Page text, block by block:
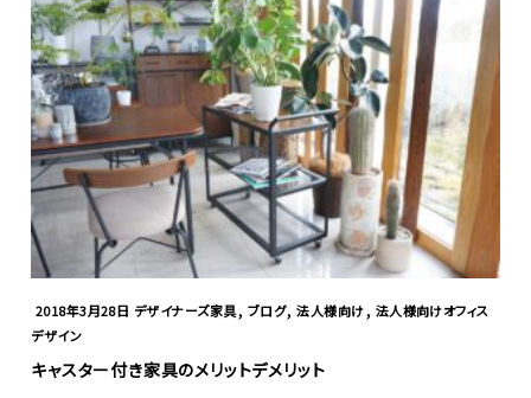
2018年3月28日 デザイナーズ家具, ブログ,法人様向け, 法人様向けオフィス
デザイン
キャスター付き家具のメリットデメリット